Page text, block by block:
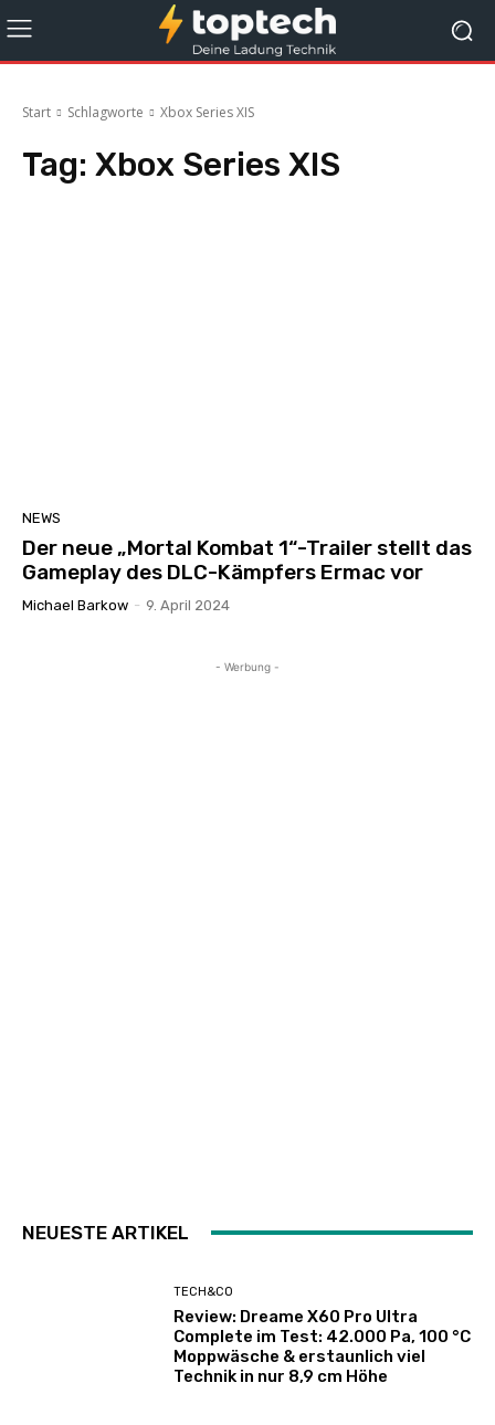
Start Schlagworte Xbox Series XIS
Tag: Xbox Series XIS
NEWS
Der neue „Mortal Kombat 1“-Trailer stellt das
Gameplay des DLC-Kämpfers Ermac vor
Michael Barkow - 9. April 2024
- Werbung -
NEUESTE ARTIKEL
TECH&CO
Review: Dreame X60 Pro Ultra
Complete im Test: 42.000 Pa, 100 °C
Moppwäsche & erstaunlich viel
Technik in nur 8,9 cm Höhe